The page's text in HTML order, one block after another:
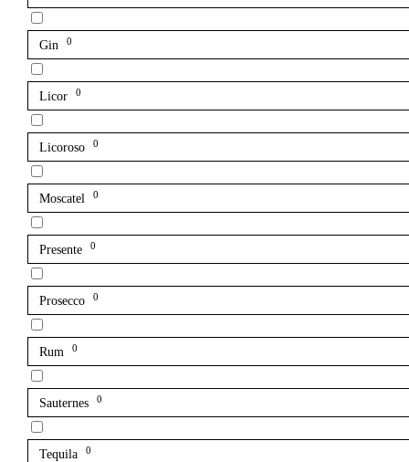
Gin 0
Licor 0
Licoroso 0
Moscatel 0
Presente 0
Prosecco 0
Rum 0
Sauternes 0
Tequila 0